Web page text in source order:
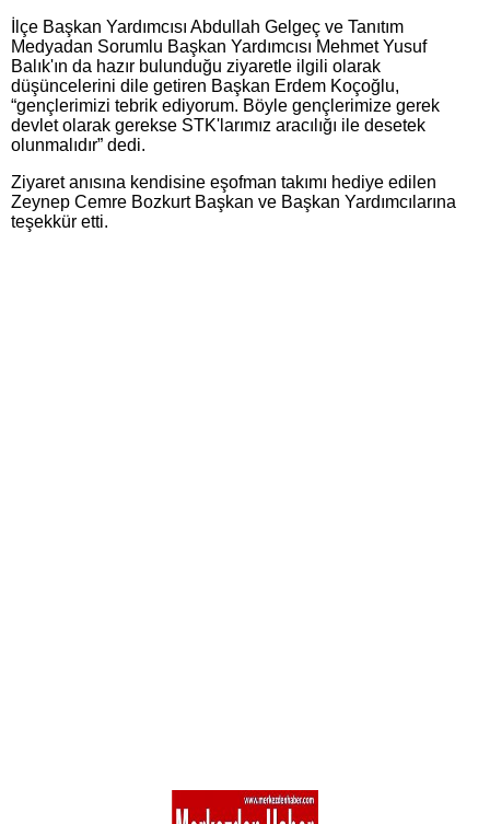
İlçe Başkan Yardımcısı Abdullah Gelgeç ve Tanıtım
Medyadan Sorumlu Başkan Yardımcısı Mehmet Yusuf
Balık'ın da hazır bulunduğu ziyaretle ilgili olarak
düşüncelerini dile getiren Başkan Erdem Koçoğlu,
“gençlerimizi tebrik ediyorum. Böyle gençlerimize gerek
devlet olarak gerekse STK'larımız aracılığı ile desetek
olunmalıdır” dedi.
Ziyaret anısına kendisine eşofman takımı hediye edilen
Zeynep Cemre Bozkurt Başkan ve Başkan Yardımcılarına
teşekkür etti.